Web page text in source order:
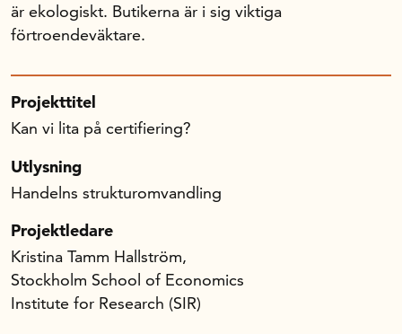
är ekologiskt. Butikerna är i sig viktiga
förtroendeväktare.
Projekttitel
Kan vi lita på certifiering?
Utlysning
Handelns strukturomvandling
Projektledare
Kristina Tamm Hallström,
Stockholm School of Economics
Institute for Research (SIR)